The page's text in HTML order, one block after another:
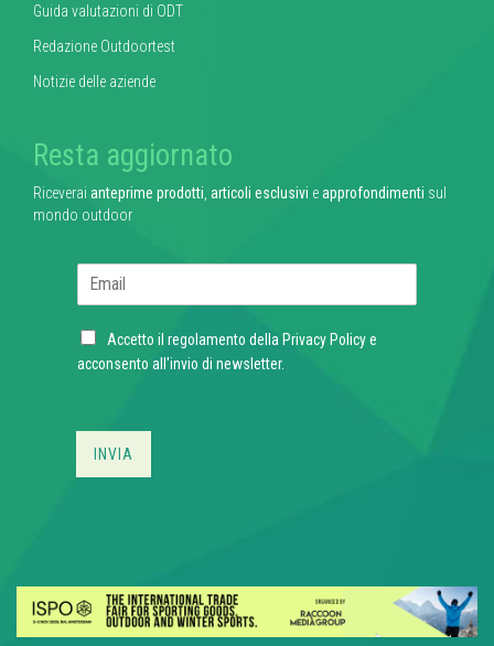
Guida valutazioni di ODT
Redazione Outdoortest
Notizie delle aziende
Resta aggiornato
Riceverai anteprime prodotti articoli esclusivi eapprofondimenti sul
mondo outdoor
l
C
h
Accetto il regolamento della Privacy Policye
acconsento all'invio di newsletter.
INVIA